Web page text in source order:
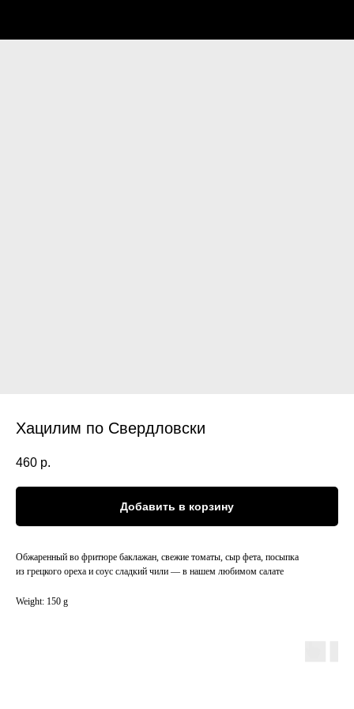
Хацилим по Свердловски
460 р.
Добавить в корзину
Обжаренный во фритюре баклажан, свежие томаты, сыр фета, посыпка
из грецкого ореха и соус сладкий чили — в нашем любимом салате
Weight: 150 g